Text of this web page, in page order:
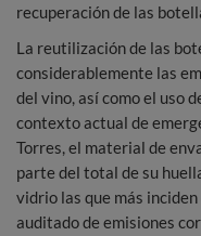
recuperación de las
La reutilización de las
considerablemente las
del vino, así como el uso
contexto actual de
Torres, el material de
parte del total de su
vidrio las que más
auditado de emisiones